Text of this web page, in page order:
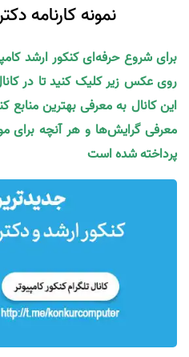
نمونه کارنامه
برای شروع حرفه‌ای کنکور ارشد
روی عکس زیر کلیک کنید تا در
این کانال به معرفی بهترین منابع
معرفی گرایش‌ها و هر آنچه برای
پرداخته شده است